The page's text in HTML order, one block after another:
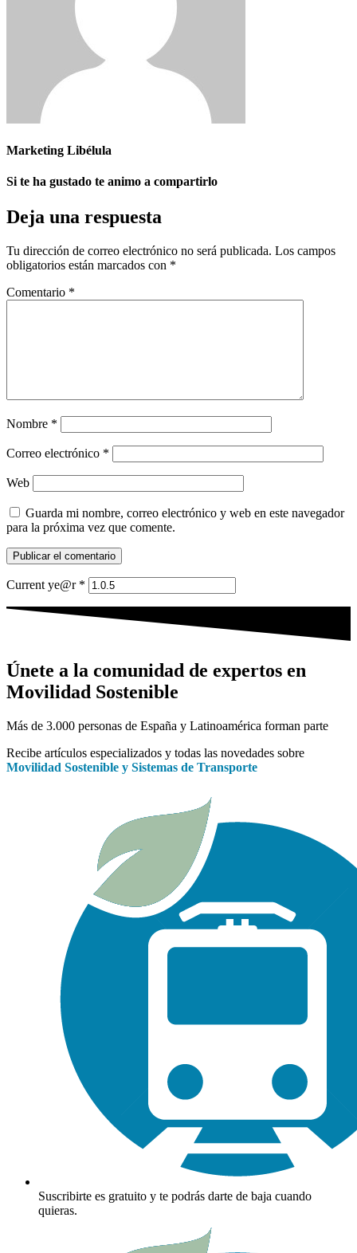
Marketing Libélula
Si te ha gustado te animo a compartirlo
Deja una respuesta
Tu dirección de correo electrónico no será publicada. Los campos
obligatorios están marcados con *
Comentario *
Nombre *
Correo electrónico *
Web
Guarda mi nombre, correo electrónico y web en este navegador
para la próxima vez que comente.
Current ye@r *
Únete a la comunidad de expertos en
Movilidad Sostenible
Más de 3.000 personas de España y Latinoamérica forman parte
Recibe artículos especializados y todas las novedades sobre
Movilidad Sostenible y Sistemas de Transporte
Suscribirte es gratuito y te podrás darte de baja cuando
quieras.